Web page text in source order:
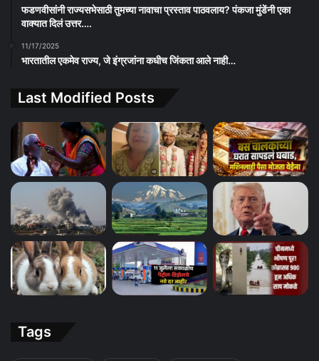
फडणवीसांनी राज्यसभेसाठी तुमच्या नावाचा प्रस्ताव पाठवलाय? पंकजा मुंडेंनी एका
वाक्यात दिलं उत्तर….
11/17/2025
भारतातील एकमेव राज्य, जे इंग्रजांना कधीच जिंकता आले नाही…
Last Modified Posts
Tags